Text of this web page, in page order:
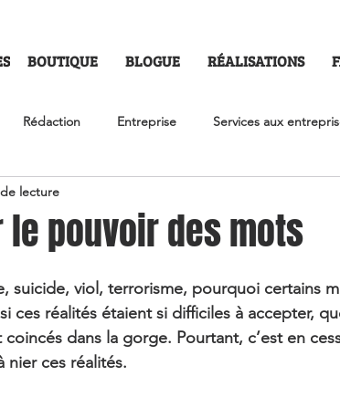
BOUTIQUE BLOGUE RÉALISATIONS
Rédaction Entreprise Services aux
pouvoir des mots
lecture
suicide, viol, terrorisme, pourquoi certains
ces réalités étaient si difficiles à accepter,
dans la gorge. Pourtant, c’est en
nier ces réalités.